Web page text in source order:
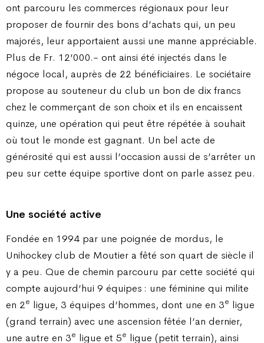
ont parcouru les commerces régionaux pour leur
proposer de fournir des bons d’achats qui, un peu
majorés, leur apportaient aussi une manne appréciable.
Plus de Fr. 12’000.- ont ainsi été injectés dans le
négoce local, auprès de 22 bénéficiaires. Le sociétaire
propose au souteneur du club un bon de dix francs
chez le commerçant de son choix et ils en encaissent
quinze, une opération qui peut être répétée à souhait
où tout le monde est gagnant. Un bel acte de
générosité qui est aussi l’occasion aussi de s’arrêter un
peu sur cette équipe sportive dont on parle assez peu.
Une société active
Fondée en 1994 par une poignée de mordus, le
Unihockey club de Moutier a fêté son quart de siècle il
y a peu. Que de chemin parcouru par cette société qui
compte aujourd’hui 9 équipes : une féminine qui milite
en 2e ligue, 3 équipes d’hommes, dont une en 3e ligue
(grand terrain) avec une ascension fêtée l’an dernier,
une autre en 3e ligue et 5e ligue (petit terrain), ainsi